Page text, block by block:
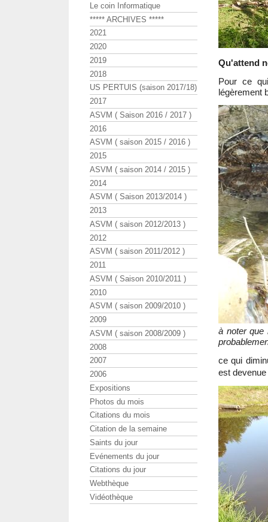
Qu'attend
Pour ce
légèrement
à noter que
ce qui
est
Le coin Informatique
***** ARCHIVES *****
2021
2020
2019
2018
US PERTUIS (saison 2017/18)
2017
ASVM ( Saison 2016 / 2017 )
2016
ASVM ( saison 2015 / 2016 )
2015
ASVM ( saison 2014 / 2015 )
2014
ASVM ( Saison 2013/2014 )
2013
ASVM ( saison 2012/2013 )
2012
ASVM ( saison 2011/2012 )
2011
ASVM ( Saison 2010/2011 )
2010
ASVM ( saison 2009/2010 )
2009
ASVM ( saison 2008/2009 )
2008
2007
2006
Expositions
Photos du mois
Citations du mois
Citation de la semaine
Saints du jour
Evénements du jour
Citations du jour
Webthèque
Vidéothèque